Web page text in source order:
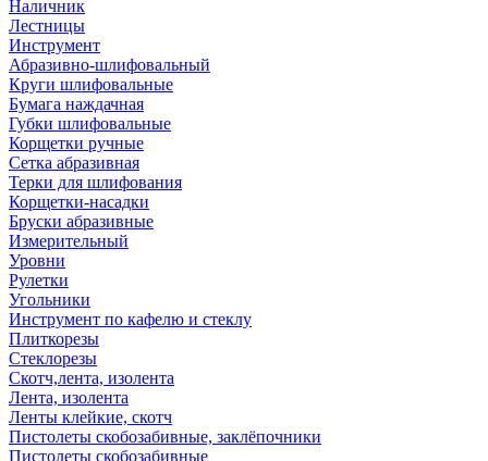
Наличник
Лестницы
Инструмент
Абразивно-шлифовальный
Круги шлифовальные
Бумага наждачная
Губки шлифовальные
Корщетки ручные
Сетка абразивная
Терки для шлифования
Корщетки-насадки
Бруски абразивные
Измерительный
Уровни
Рулетки
Угольники
Инструмент по кафелю и стеклу
Плиткорезы
Стеклорезы
Скотч,лента, изолента
Лента, изолента
Ленты клейкие, скотч
Пистолеты скобозабивные, заклёпочники
Пистолеты скобозабивные